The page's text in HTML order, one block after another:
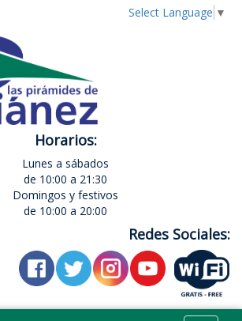
Select Language ▼
Horarios:
Lunes a sábados
de 10:00 a 21:30
Domingos y festivos
de 10:00 a 20:00
Redes Sociales: